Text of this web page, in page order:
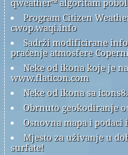
Program Citizen
cwop.waqi.info
Sadrži modificirane
praćenje atmosfere
Neke od ikona koje je
www.flaticon.com
Neke od ikona sa
Obrnuto geokodiranje
Osnovna mapa i podaci
Mjesto za uživanje u
surfate!